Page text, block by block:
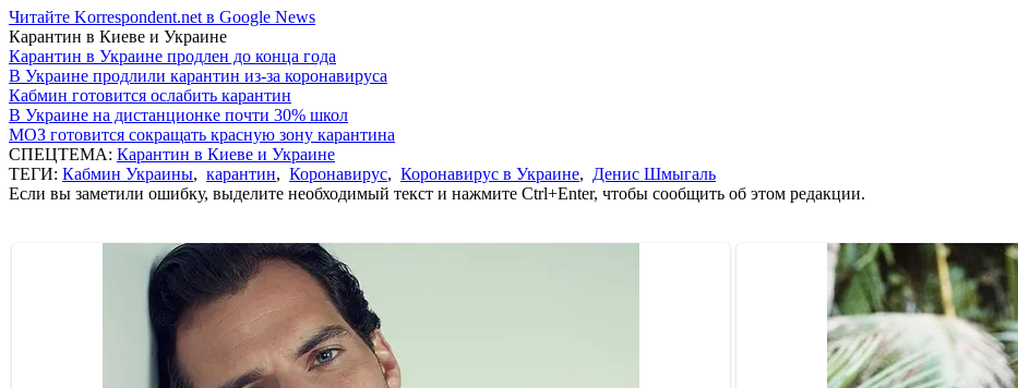
Читайте Korrespondent.net в Google News
Карантин в Киеве и Украине
Карантин в Украине продлен до конца года
В Украине продлили карантин из-за коронавируса
Кабмин готовится ослабить карантин
В Украине на дистанционке почти 30% школ
МОЗ готовится сокращать красную зону карантина
СПЕЦТЕМА: Карантин в Киеве и Украине
ТЕГИ: Кабмин Украины, карантин, Коронавирус, Коронавирус в Украине, Денис Шмыгаль
Если вы заметили ошибку, выделите необходимый текст и нажмите Ctrl+Enter, чтобы сообщить об этом редакции.